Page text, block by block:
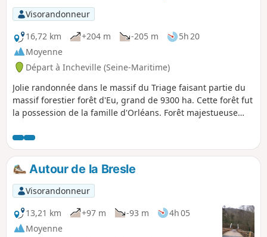
Visorandonneur
16,72 km
+204 m -205 m
5h 20
Moyenne
Départ à Incheville (Seine-Maritime)
Jolie randonnée dans le massif du Triage faisant partie du
massif forestier forêt d'Eu, grand de 9300 ha. Cette forêt fut
la possession de la famille d'Orléans. Forêt majestueuse
longeant les étangs le long de la Bresle.
Autour de la Bresle
Visorandonneur
13,21 km
+97 m -93 m
4h 05
Moyenne